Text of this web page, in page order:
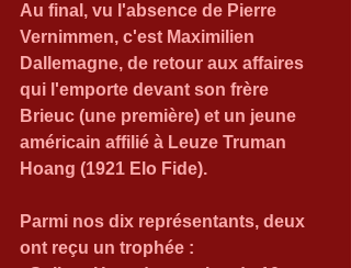
Au final, vu l'absence de Pierre
Vernimmen, c'est Maximilien
Dallemagne, de retour aux affaires
qui l'emporte devant son frère
Brieuc (une première) et un jeune
américain affilié à Leuze Truman
Hoang (1921 Elo Fide).
Parmi nos dix représentants, deux
ont reçu un trophée :